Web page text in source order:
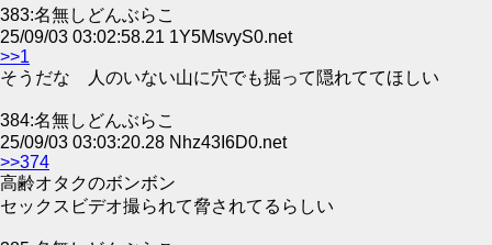
383:名無しどんぶらこ
25/09/03 03:02:58.21 1Y5MsvyS0.net
>>1
そうだな 人のいない山に穴でも掘って隠れててほしい
384:名無しどんぶらこ
25/09/03 03:03:20.28 Nhz43I6D0.net
>>374
高齢オタクのボンボン
セックスビデオ撮られて脅されてるらしい